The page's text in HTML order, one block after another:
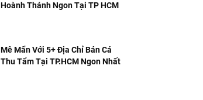
Hoành Thánh Ngon Tại TP HCM
Mê Mẩn Với 5+ Địa Chỉ Bán Cá
Thu Tẩm Tại TP.HCM Ngon Nhất